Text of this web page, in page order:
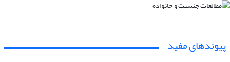
پیوندهای مفید